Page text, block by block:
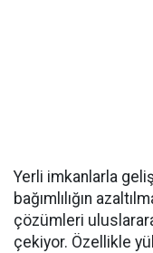
Yerli imkanlarla
bağımlılığın
çözümleri
çekiyor. Özellikle